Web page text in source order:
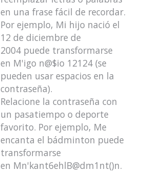
en una frase fácil de recordar.
Por ejemplo, Mi hijo nació el
12 de diciembre de
2004 puede transformarse
en M'igo n@$io 12124 (se
pueden usar espacios en la
contraseña).
Relacione la contraseña con
un pasatiempo o deporte
favorito. Por ejemplo, Me
encanta el bádminton puede
transformarse
en Mn'kant6ehlB@dm1nt()n.